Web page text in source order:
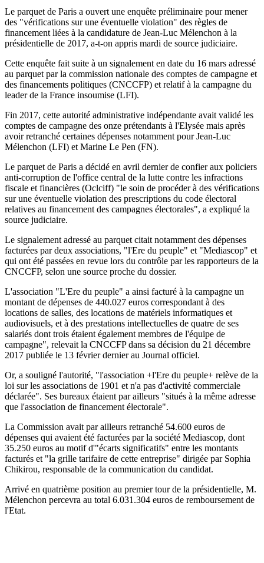
Le parquet de Paris a ouvert une enquête préliminaire pour mener
des "vérifications sur une éventuelle violation" des règles de
financement liées à la candidature de Jean-Luc Mélenchon à la
présidentielle de 2017, a-t-on appris mardi de source judiciaire.
Cette enquête fait suite à un signalement en date du 16 mars adressé
au parquet par la commission nationale des comptes de campagne et
des financements politiques (CNCCFP) et relatif à la campagne du
leader de la France insoumise (LFI).
Fin 2017, cette autorité administrative indépendante avait validé les
comptes de campagne des onze prétendants à l'Elysée mais après
avoir retranché certaines dépenses notamment pour Jean-Luc
Mélenchon (LFI) et Marine Le Pen (FN).
Le parquet de Paris a décidé en avril dernier de confier aux policiers
anti-corruption de l'office central de la lutte contre les infractions
fiscale et financières (Oclciff) "le soin de procéder à des vérifications
sur une éventuelle violation des prescriptions du code électoral
relatives au financement des campagnes électorales", a expliqué la
source judiciaire.
Le signalement adressé au parquet citait notamment des dépenses
facturées par deux associations, "l'Ere du peuple" et "Mediascop" et
qui ont été passées en revue lors du contrôle par les rapporteurs de la
CNCCFP, selon une source proche du dossier.
L'association "L'Ere du peuple" a ainsi facturé à la campagne un
montant de dépenses de 440.027 euros correspondant à des
locations de salles, des locations de matériels informatiques et
audiovisuels, et à des prestations intellectuelles de quatre de ses
salariés dont trois étaient également membres de l'équipe de
campagne", relevait la CNCCFP dans sa décision du 21 décembre
2017 publiée le 13 février dernier au Journal officiel.
Or, a souligné l'autorité, "l'association +l'Ere du peuple+ relève de la
loi sur les associations de 1901 et n'a pas d'activité commerciale
déclarée". Ses bureaux étaient par ailleurs "situés à la même adresse
que l'association de financement électorale".
La Commission avait par ailleurs retranché 54.600 euros de
dépenses qui avaient été facturées par la société Mediascop, dont
35.250 euros au motif d'"écarts significatifs" entre les montants
facturés et "la grille tarifaire de cette entreprise" dirigée par Sophia
Chikirou, responsable de la communication du candidat.
Arrivé en quatrième position au premier tour de la présidentielle, M.
Mélenchon percevra au total 6.031.304 euros de remboursement de
l'Etat.